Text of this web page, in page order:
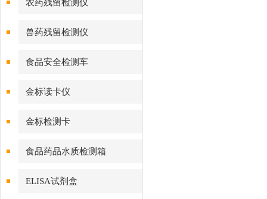
农药残留检测仪
兽药残留检测仪
食品安全检测车
金标读卡仪
金标检测卡
食品药品水质检测箱
ELISA试剂盒